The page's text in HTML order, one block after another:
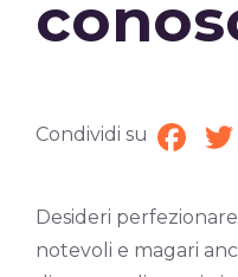
Condividi su
Desideri
notevoli e magari